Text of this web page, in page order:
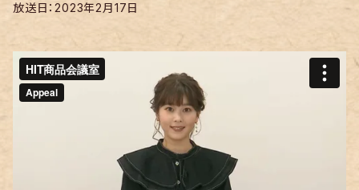
放送日：2023年2月17日